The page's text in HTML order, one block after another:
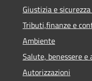
Giustizia e
Tributi,finanze e
Ambiente
Salute, benessere e
Autorizzazioni